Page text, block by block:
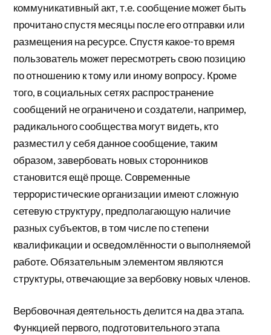
коммуникативный акт, т.е. сообщение может быть
прочитано спустя месяцы после его отправки или
размещения на ресурсе. Спустя какое-то время
пользователь может пересмотреть свою позицию
по отношению к тому или иному вопросу. Кроме
того, в социальных сетях распространение
сообщений не ограничено и создатели, например,
радикального сообщества могут видеть, кто
разместил у себя данное сообщение, таким
образом, завербовать новых сторонников
становится ещё проще. Современные
террористические организации имеют сложную
сетевую структуру, предполагающую наличие
разных субъектов, в том числе по степени
квалификации и осведомлённости о выполняемой
работе. Обязательным элементом являются
структуры, отвечающие за вербовку новых членов.
Вербовочная деятельность делится на два этапа.
Функцией первого, подготовительного этапа